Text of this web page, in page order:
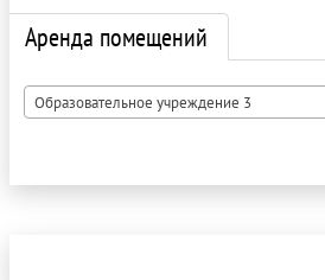
Аренда помещений
Образовательное учреждение 3